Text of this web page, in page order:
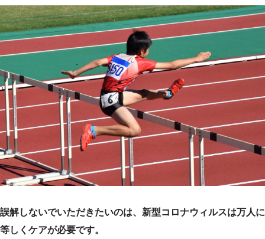
誤解しないでいただきたいのは、新型コロナウィルスは万人に
等しくケアが必要です。